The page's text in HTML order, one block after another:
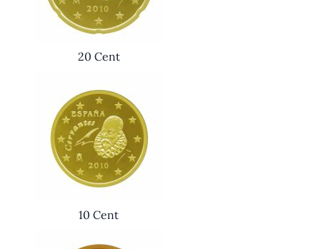
20 Cent
10 Cent